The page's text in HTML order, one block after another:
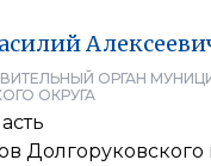
ОРГАН
ОКРУГА